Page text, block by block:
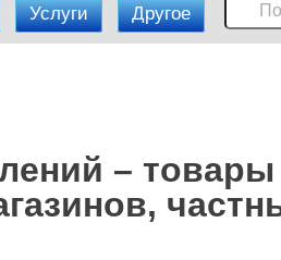
Услуги Другое
–